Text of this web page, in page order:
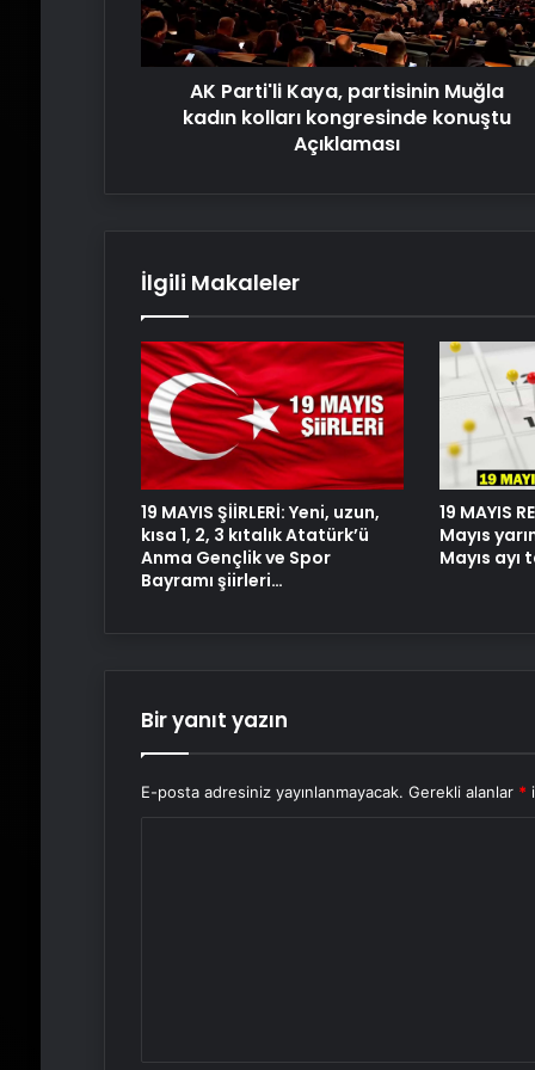
kolları
kongresinde
konuştu
AçıklamasıAK Parti'li Kaya, partisinin Muğla
kadın kolları kongresinde konuştu
Açıklaması
İlgili Makaleler
19 MAYIS ŞİİRLERİ: Yeni, uzun,
kısa 1, 2, 3 kıtalık Atatürk’ü
Anma Gençlik ve Spor
Bayramı şiirleri…
19 MAYIS
Mayıs
Mayıs ayı
Bir yanıt yazın
E-posta adresiniz yayınlanmayacak. Gerekli alanlar *